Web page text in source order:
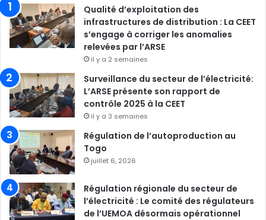
Qualité d’exploitation des
infrastructures de distribution : La CEET
s’engage à corriger les anomalies
relevées par l’ARSE
il y a 2 semaines
Surveillance du secteur de l’électricité:
L’ARSE présente son rapport de
contrôle 2025 à la CEET
il y a 3 semaines
Régulation de l’autoproduction au
Togo
juillet 6, 2026
Régulation régionale du secteur de
l’électricité : Le comité des régulateurs
de l’UEMOA désormais opérationnel